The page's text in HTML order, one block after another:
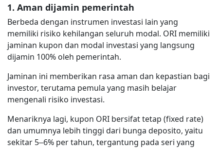
1. Aman dijamin pemerintah
Berbeda dengan instrumen investasi lain yang
memiliki risiko kehilangan seluruh modal. ORI memiliki
jaminan kupon dan modal investasi yang langsung
dijamin 100% oleh pemerintah.
Jaminan ini memberikan rasa aman dan kepastian bagi
investor, terutama pemula yang masih belajar
mengenali risiko investasi.
Menariknya lagi, kupon ORI bersifat tetap (fixed rate)
dan umumnya lebih tinggi dari bunga deposito, yaitu
sekitar 5–6% per tahun, tergantung pada seri yang